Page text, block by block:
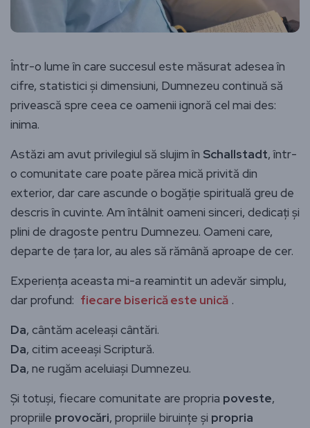
Într-o lume în care succesul este măsurat adesea în
cifre, statistici și dimensiuni, Dumnezeu continuă să
privească spre ceea ce oamenii ignoră cel mai des:
inima.
Astăzi am avut privilegiul să slujim în Schallstadt, într-
o comunitate care poate părea mică privită din
exterior, dar care ascunde o bogăție spirituală greu de
descris în cuvinte. Am întâlnit oameni sinceri, dedicați și
plini de dragoste pentru Dumnezeu. Oameni care,
departe de țara lor, au ales să rămână aproape de cer.
Experiența aceasta mi-a reamintit un adevăr simplu,
dar profund: fiecare biserică este unică .
Da, cântăm aceleași cântări.
Da, citim aceeași Scriptură.
Da, ne rugăm aceluiași Dumnezeu.
Și totuși, fiecare comunitate are propria poveste,
propriile provocări, propriile biruințe și propria